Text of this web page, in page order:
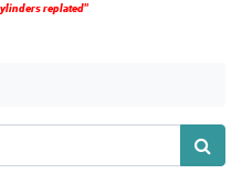
replated''